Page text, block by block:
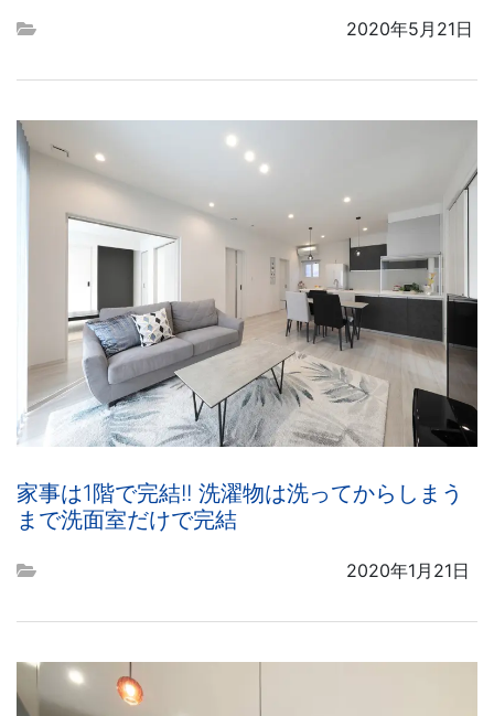
2020年5月21日
家事は1階で完結!! 洗濯物は洗ってからしまう
まで洗面室だけで完結
2020年1月21日